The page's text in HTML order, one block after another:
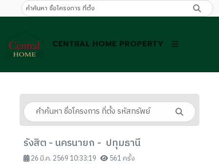
CENTRAL HOME PROPERTY
รังสิต - นครนายก - ปทุมธานี
26 มี.ค. 2569 10:33:19 561 ครั้ง